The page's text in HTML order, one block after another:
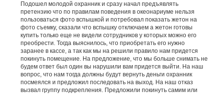
Подошел молодой охранник и сразу начал предъявлять
претензию что по правилам поведения в океонариуме нельзя
пользоваться фото вспышкой и потребовал показать жетон на
фото съемку, сказали что вспышку отключаем а жетон готовы
купить только еще не видели сотрудников у которых можно его
преобрести. Тогда выяснилось, что приобретать его нужно
заранее в кассе, а так как мы на решили правило нам придется
покинуть помещение. На предложение, что мы больше снимать не
будем ответ был один вы нарушили вам придется выйти. На наш
вопрос, что нам тогда должны будут вернуть деньги охранник
посмеялся и предложил последовать на выход. На наш отказ
вызвал группу подкрепления. Предложили покинуть самим или